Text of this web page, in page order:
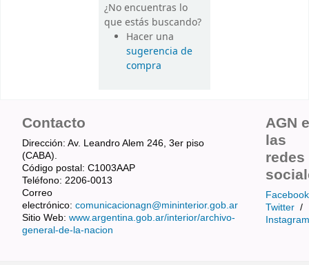
¿No encuentras lo
que estás buscando?
Hacer una
sugerencia de
compra
Contacto
Dirección: Av. Leandro Alem 246, 3er piso
(CABA).
Código postal: C1003AAP
Teléfono: 2206-0013
Correo
electrónico: comunicacionagn@mininterior.gob.ar
Sitio Web: www.argentina.gob.ar/interior/archivo-
general-de-la-nacion
AGN
las
redes
Facebook
Twitter /
Instagram